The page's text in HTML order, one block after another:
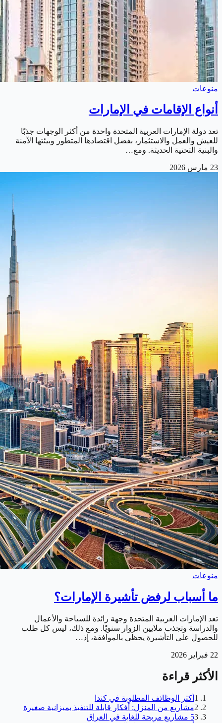
منوعات
أنواع الإقامات في الإمارات
تعد دولة الإمارات العربية المتحدة واحدة من أكثر الوجهات جذبًا
للعيش والعمل والاستثمار، بفضل اقتصادها المتطور وبيئتها الآمنة
والبنية التحتية الحديثة. ومع…
23 مارس 2026
منوعات
ما أسباب لرفض تأشيرة الإمارات؟
تعد الإمارات العربية المتحدة وجهة رائدة للسياحة والأعمال
والدراسة وتجذب ملايين الزوار سنويًا. ومع ذلك، ليس كل طلب
للحصول على التأشيرة يحظى بالموافقة، إذ…
22 فبراير 2026
الأكثر قراءة
1 أكثر الوظائف المطلوبة في كندا
2مشاريع من المنزل: أفكار قابلة للتنفيذ بميزانية صغيرة
35 مشاريع مربحة للغاية في العراق